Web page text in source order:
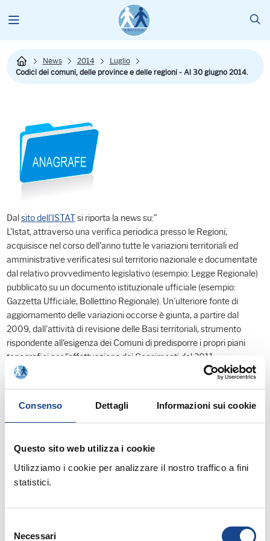
Consenso Dettagli Informazioni sui cookie
Questo sito web utilizza i cookie
Utilizziamo i cookie per analizzare il nostro traffico a fini
statistici.
delNecessari
News 2014
Luglio
Codici dei comuni, delle province e delle regioni - Al 30 giugno 2014.
Dalsito dell'ISTATsi riporta la news su:"
L'Istat, attraverso una verifica periodica presso le Regioni,
acquisisce nel corso dell'anno tutte le variazioni territoriali ed
amministrative verificatesi sul territorio nazionale e documentate
dal relativo provvedimento legislativo (esempio: Legge Regionale)
pubblicato su un documento istituzionale ufficiale (esempio:
Gazzetta Ufficiale, Bollettino Regionale). Un'ulteriore fonte di
aggiornamento delle variazioni occorse è giunta, a partire dal
2009, dall'attività di revisione delle Basi territoriali, strumento
rispondente all'esigenza dei Comuni di predisporre i propri piani
topografici per l'effettuazione dei Censimenti del 2011.
Tutte le variazioni intercorse e comunicate all'Istat sono registrate
pubblicati in periodi diversi da quelli suddetti per garantire la
tempestiva divulgazione delle informazioni di tipo amministrativo
pubblici e privati.
L'Istat pone in evidenza gli ultimi importanti eventi in termini di
variazioni amministrative:
Garda, in provincia di Verona;
Dal 22 febbraio 2014 il numero ufficiale dei comuni italiani è pari a